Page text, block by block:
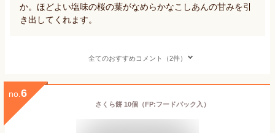
か。ほどよい塩味の桜の葉がなめらかなこしあんの甘みを引
き出してくれます。
全てのおすすめコメント（2件）
no. 6
さくら餅 10個（FP:フードパック入）